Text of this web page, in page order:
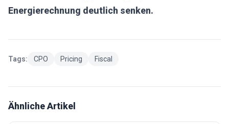
Energierechnung deutlich senken.
Tags: CPO Pricing Fiscal
Ähnliche Artikel